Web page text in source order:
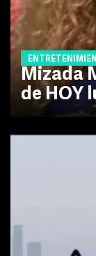
Mizada
de HOY